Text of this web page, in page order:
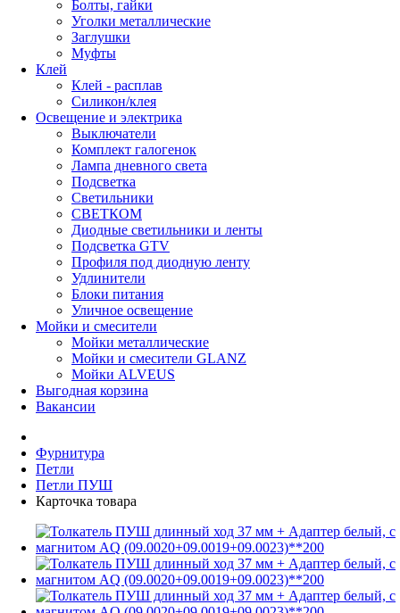
Болты, гайки
Уголки металлические
Заглушки
Муфты
Клей
Клей - расплав
Силикон/клея
Освещение и электрика
Выключатели
Комплект галогенок
Лампа дневного света
Подсветка
Светильники
СВЕТКОМ
Диодные светильники и ленты
Подсветка GTV
Профиля под диодную ленту
Удлинители
Блоки питания
Уличное освещение
Мойки и смесители
Мойки металлические
Мойки и смесители GLANZ
Мойки ALVEUS
Выгодная корзина
Вакансии
Фурнитура
Петли
Петли ПУШ
Карточка товара